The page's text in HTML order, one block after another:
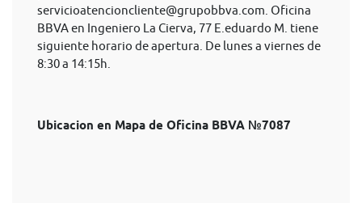
servicioatencioncliente@grupobbva.com . Oficina
BBVA en Ingeniero La Cierva, 77 E.eduardo M. tiene
siguiente horario de apertura. De lunes a viernes de
8:30 a 14:15h.
Ubicacion en Mapa de Oficina BBVA №7087